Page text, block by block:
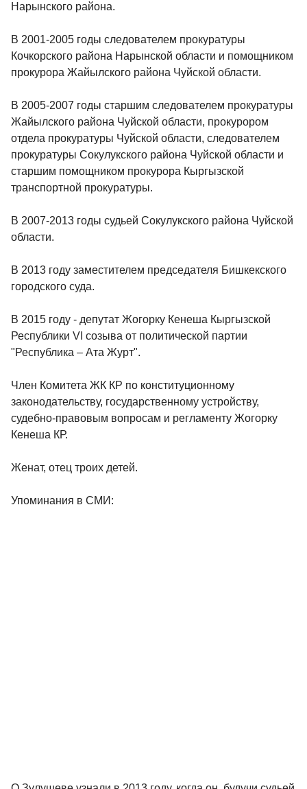
Нарынского района.
В 2001-2005 годы следователем прокуратуры
Кочкорского района Нарынской области и помощником
прокурора Жайылского района Чуйской области.
В 2005-2007 годы старшим следователем прокуратуры
Жайылского района Чуйской области, прокурором
отдела прокуратуры Чуйской области, следователем
прокуратуры Сокулукского района Чуйской области и
старшим помощником прокурора Кыргызской
транспортной прокуратуры.
В 2007-2013 годы судьей Сокулукского района Чуйской
области.
В 2013 году заместителем председателя Бишкекского
городского суда.
В 2015 году - депутат Жогорку Кенеша Кыргызской
Республики VI созыва от политической партии
"Республика – Ата Журт".
Член Комитета ЖК КР по конституционному
законодательству, государственному устройству,
судебно-правовым вопросам и регламенту Жогорку
Кенеша КР.
Женат, отец троих детей.
Упоминания в СМИ: